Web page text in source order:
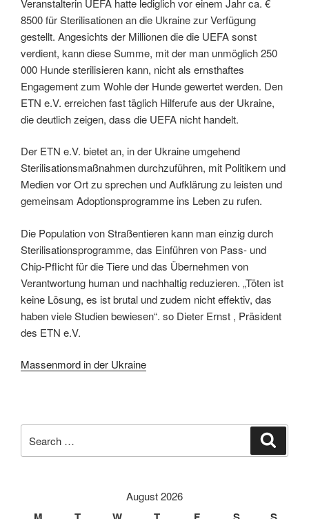
8500 für Sterilisationen an die Ukraine zur Verfügung
gestellt. Angesichts der Millionen die die UEFA sonst
verdient, kann diese Summe, mit der man unmöglich 250
000 Hunde sterilisieren kann, nicht als ernsthaftes
Engagement zum Wohle der Hunde gewertet werden. Den
ETN e.V. erreichen fast täglich Hilferufe aus der Ukraine,
die deutlich zeigen, dass die UEFA nicht handelt.
Der ETN e.V. bietet an, in der Ukraine umgehend
Sterilisationsmaßnahmen durchzuführen, mit Politikern und
Medien vor Ort zu sprechen und Aufklärung zu leisten und
gemeinsam Adoptionsprogramme ins Leben zu rufen.
Die Population von Straßentieren kann man einzig durch
Sterilisationsprogramme, das Einführen von Pass- und
Chip-Pflicht für die Tiere und das Übernehmen von
Verantwortung human und nachhaltig reduzieren. „Töten ist
keine Lösung, es ist brutal und zudem nicht effektiv, das
haben viele Studien bewiesen“. so Dieter Ernst , Präsident
des ETN e.V.
Massenmord in der Ukraine
for:
August 2026